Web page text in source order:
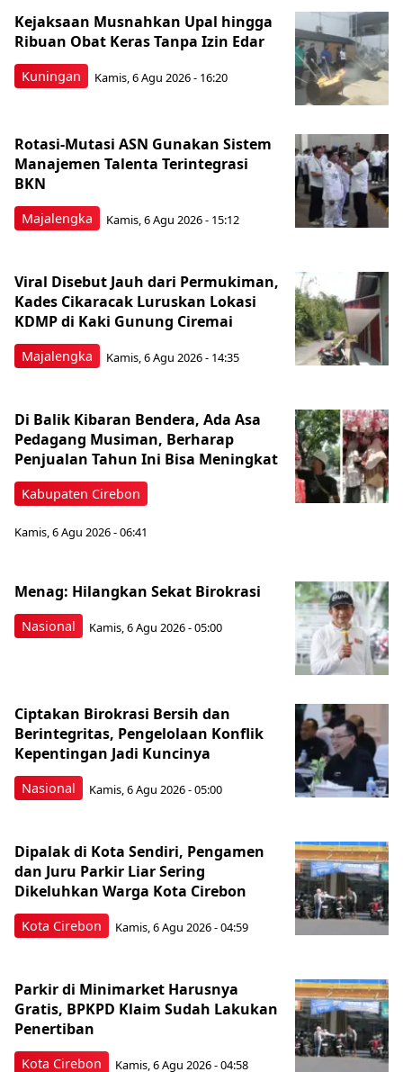
Kuningan
Kejaksaan Musnahkan Upal hingga
Ribuan Obat Keras Tanpa Izin Edar
Kamis, 6 Agu 2026 - 16:20
Majalengka
Rotasi-Mutasi ASN Gunakan Sistem
Manajemen Talenta Terintegrasi
BKN
Kamis, 6 Agu 2026 - 15:12
Majalengka
Viral Disebut Jauh dari Permukiman,
Kades Cikaracak Luruskan Lokasi
KDMP di Kaki Gunung Ciremai
Kamis, 6 Agu 2026 - 14:35
Kabupaten Cirebon
Di Balik Kibaran Bendera, Ada Asa
Pedagang Musiman, Berharap
Penjualan Tahun Ini Bisa Meningkat
Kamis, 6 Agu 2026 - 06:41
Nasional
Menag: Hilangkan Sekat Birokrasi
Kamis, 6 Agu 2026 - 05:00
Nasional
Ciptakan Birokrasi Bersih dan
Berintegritas, Pengelolaan Konflik
Kepentingan Jadi Kuncinya
Kamis, 6 Agu 2026 - 05:00
Kota Cirebon
Dipalak di Kota Sendiri, Pengamen
dan Juru Parkir Liar Sering
Dikeluhkan Warga Kota Cirebon
Kamis, 6 Agu 2026 - 04:59
Kota Cirebon
Parkir di Minimarket Harusnya
Gratis, BPKPD Klaim Sudah Lakukan
Penertiban
Kamis, 6 Agu 2026 - 04:58